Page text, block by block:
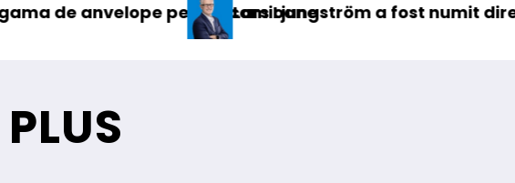
pentru camioane
Lars Ljungström a fost numit director